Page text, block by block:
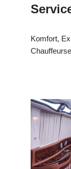
Komfort,